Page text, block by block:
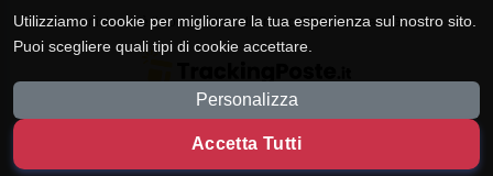
Loverlist.com è il comparatore di prezzo CSS certificato Google
Utilizziamo i cookie per migliorare la tua esperienza sul nostro sito.
Puoi scegliere quali tipi di cookie accettare.
Personalizza
Accetta Tutti